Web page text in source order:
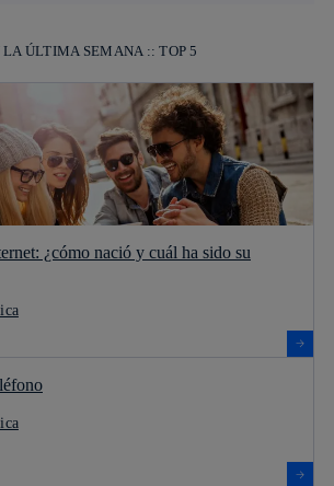
ÚLTIMA SEMANA :: TOP 5
¿cómo nació y cuál ha sido su